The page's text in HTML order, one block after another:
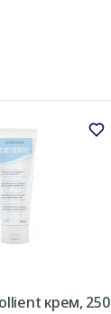
крем, 250